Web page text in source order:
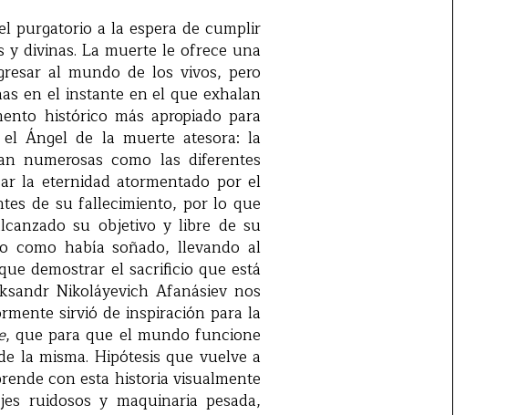
purgatorio a la espera de cumplir
divinas. La muerte le ofrece una
al mundo de los vivos, pero
en el instante en el que exhalan
histórico más apropiado para
Ángel de la muerte atesora: la
numerosas como las diferentes
la eternidad atormentado por el
de su fallecimiento, por lo que
su objetivo y libre de su
como había soñado, llevando al
demostrar el sacrificio que está
Nikoláyevich Afanásiev nos
sirvió de inspiración para la
, que para que el mundo funcione
la misma. Hipótesis que vuelve a
con esta historia visualmente
ruidosos y maquinaria pesada,